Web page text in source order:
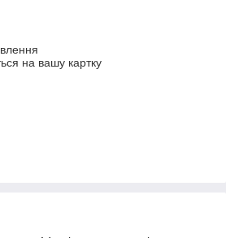
на вашу картку